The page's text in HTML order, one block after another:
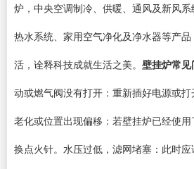
炉，中央空调制冷、供暖、通风及新风
热水系统、家用空气净化及净水器等产
活，诠释科技成就生活之美。 壁挂炉常
动或燃气阀没有打开：重新插好电源或
老化或位置出现偏移：若壁挂炉已经使
换点火针。水压过低，滤网堵塞：此时